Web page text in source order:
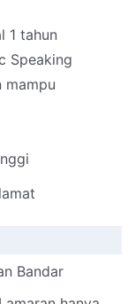
1 tahun
Speaking
mampu
Bandar